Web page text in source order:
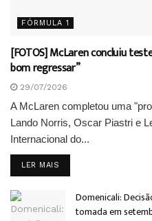
FÓRMULA 1
[FOTOS] McLaren concluiu
bom regressar”
29/07/2026
A McLaren completou uma
Lando Norris, Oscar Piastri e
Internacional do...
LER MAIS
Domenicali:
tomada em